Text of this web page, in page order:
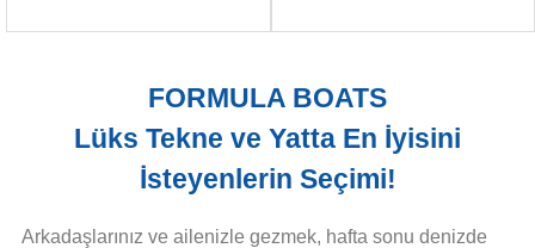
FORMULA BOATS
Lüks Tekne ve Yatta En İyisini
İsteyenlerin Seçimi!
Arkadaşlarınız ve ailenizle gezmek, hafta sonu denizde